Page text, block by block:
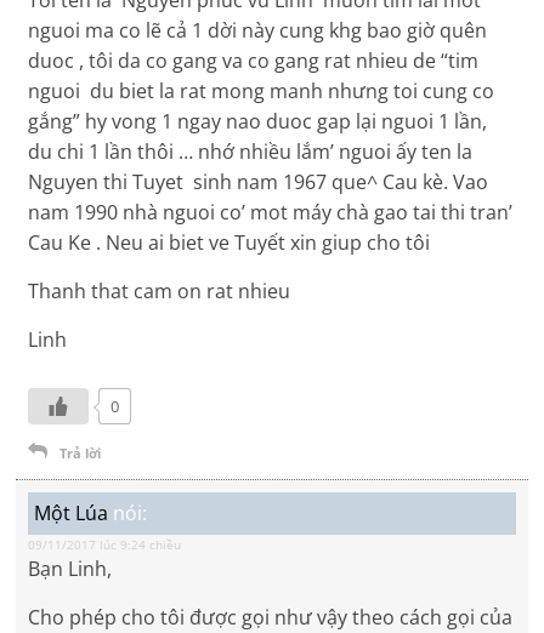
nguoi ma co lẽ cả 1 dời này cung khg bao giờ quên
duoc , tôi da co gang va co gang rat nhieu de “tim
nguoi du biet la rat mong manh nhưng toi cung co
gắng” hy vong 1 ngay nao duoc gap lại nguoi 1 lần,
du chi 1 lần thôi … nhớ nhiều lắm’ nguoi ấy ten la
Nguyen thi Tuyet sinh nam 1967 que^ Cau kè. Vao
nam 1990 nhà nguoi co’ mot máy chà gao tai thi tran’
Cau Ke . Neu ai biet ve Tuyết xin giup cho tôi
Thanh that cam on rat nhieu
Linh
0
Trả lời
Một Lúa nói:
09/11/2017 lúc 9:24 chiều
Bạn Linh,
Cho phép cho tôi được gọi như vậy theo cách gọi của